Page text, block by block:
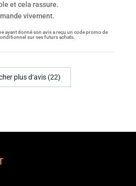
et cela rassure.
vivement.
ayant donné son avis a reçu un code promo de
sur ses futurs achats.
plus d‘avis (22)